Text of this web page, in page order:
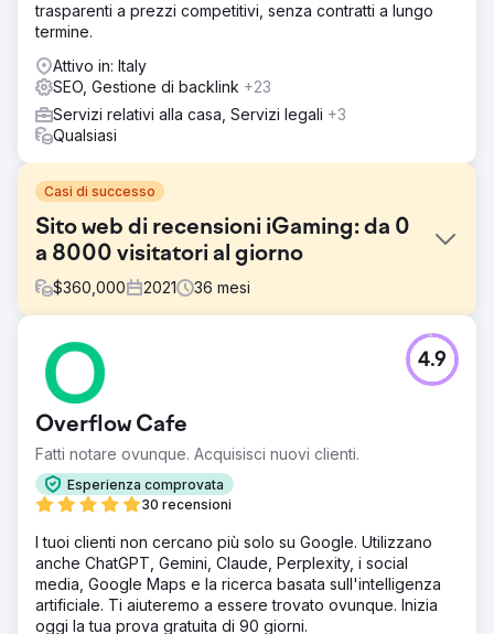
trasparenti a prezzi competitivi, senza contratti a lungo
termine.
Attivo in: Italy
SEO, Gestione di backlink +23
Servizi relativi alla casa, Servizi legali +3
Qualsiasi
Casi di successo
Sito web di recensioni iGaming: da 0
a 8000 visitatori al giorno
$360,000 2021 36 mesi
Sfida
L'obiettivo principale era creare da zero un sito Web di
recensioni di prodotti nella nicchia iGaming e raggiungere
il pareggio in 16 mesi. La sfida principale per SeoProfy è
stata quella di scegliere la giusta strategia che potesse
avere successo in questo mercato competitivo, quindi
eseguirla e ottenere risultati sostenibili per il cliente.
Soluzione
sui mercati di lingua inglese, ottenere prima la trazione
organica del traffico e quindi aggiungere più gruppi di
parole chiave che generano conversioni. Il punto chiave
era la ricerca dettagliata e i gruppi di parole chiave poco
competitivi. Li abbiamo classificati al primo posto
Overflow Cafe
Fatti notare ovunque. Acquisisci nuovi clienti.
Esperienza comprovata
30 recensioni
4.9
I tuoi clienti non cercano più solo su Google. Utilizzano
anche ChatGPT, Gemini, Claude, Perplexity, i social
media, Google Maps e la ricerca basata sull'intelligenza
artificiale. Ti aiuteremo a essere trovato ovunque. Inizia
oggi la tua prova gratuita di 90 giorni.